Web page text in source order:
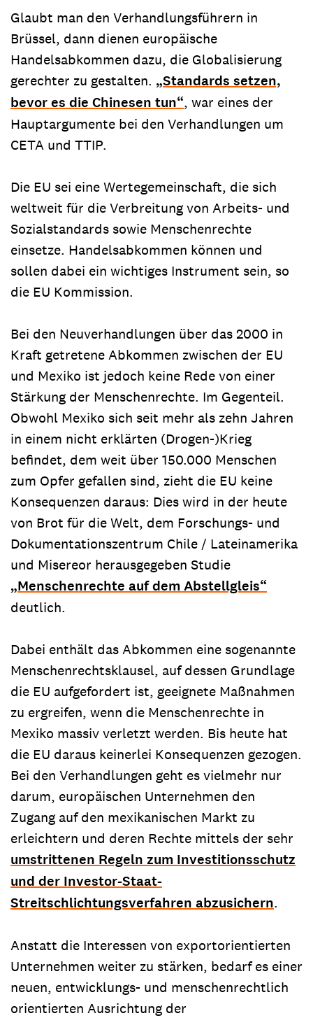
Glaubt man den Verhandlungsführern in
Brüssel, dann dienen europäische
Handelsabkommen dazu, die Globalisierung
gerechter zu gestalten. „Standards setzen,
bevor es die Chinesen tun“, war eines der
Hauptargumente bei den Verhandlungen um
CETA und TTIP.
Die EU sei eine Wertegemeinschaft, die sich
weltweit für die Verbreitung von Arbeits- und
Sozialstandards sowie Menschenrechte
einsetze. Handelsabkommen können und
sollen dabei ein wichtiges Instrument sein, so
die EU Kommission.
Bei den Neuverhandlungen über das 2000 in
Kraft getretene Abkommen zwischen der EU
und Mexiko ist jedoch keine Rede von einer
Stärkung der Menschenrechte. Im Gegenteil.
Obwohl Mexiko sich seit mehr als zehn Jahren
in einem nicht erklärten (Drogen-)Krieg
befindet, dem weit über 150.000 Menschen
zum Opfer gefallen sind, zieht die EU keine
Konsequenzen daraus: Dies wird in der heute
von Brot für die Welt, dem Forschungs- und
Dokumentationszentrum Chile / Lateinamerika
und Misereor herausgegeben Studie
„Menschenrechte auf dem Abstellgleis“
deutlich.
Dabei enthält das Abkommen eine sogenannte
Menschenrechtsklausel, auf dessen Grundlage
die EU aufgefordert ist, geeignete Maßnahmen
zu ergreifen, wenn die Menschenrechte in
Mexiko massiv verletzt werden. Bis heute hat
die EU daraus keinerlei Konsequenzen gezogen.
Bei den Verhandlungen geht es vielmehr nur
darum, europäischen Unternehmen den
Zugang auf den mexikanischen Markt zu
erleichtern und deren Rechte mittels der sehr
umstrittenen Regeln zum Investitionsschutz
und der Investor-Staat-
Streitschlichtungsverfahren abzusichern.
Anstatt die Interessen von exportorientierten
Unternehmen weiter zu stärken, bedarf es einer
neuen, entwicklungs- und menschenrechtlich
orientierten Ausrichtung der